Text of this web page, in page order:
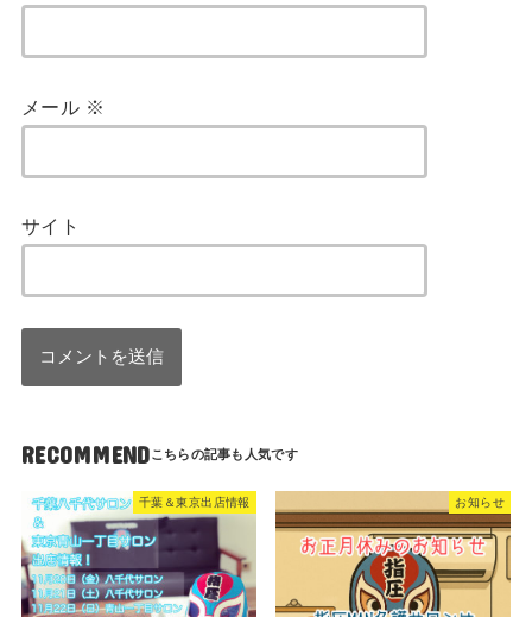
メール ※
サイト
RECOMMEND
千葉＆東京出店情報 お知らせ